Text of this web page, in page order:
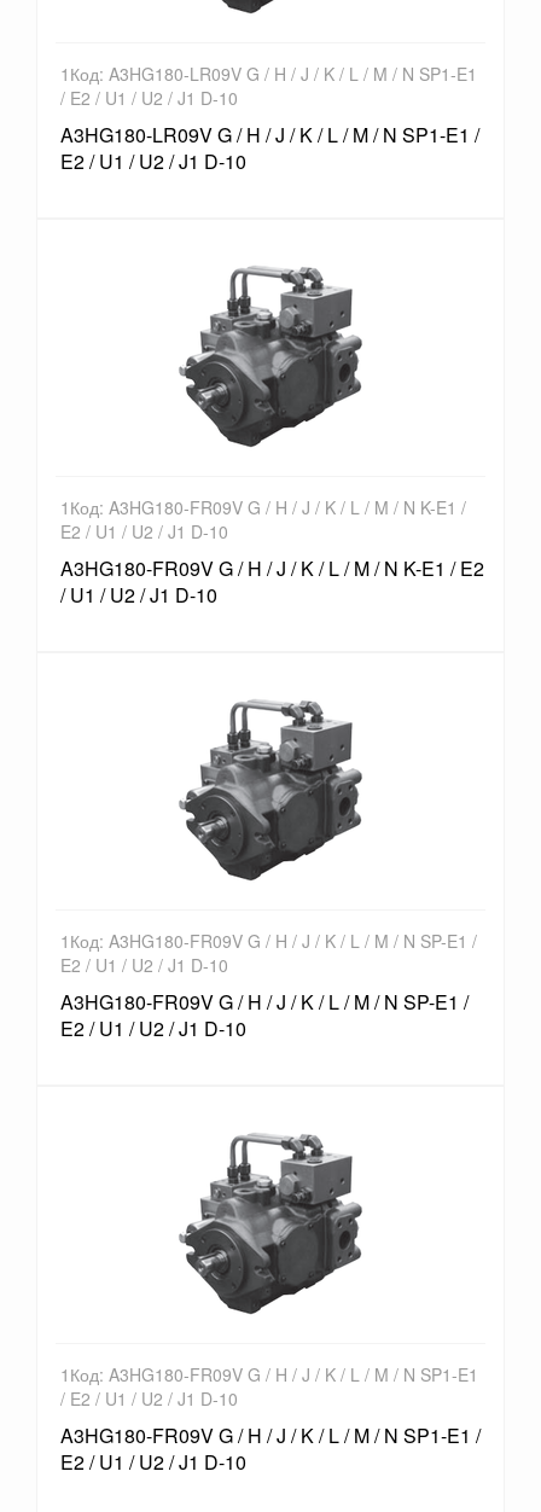
1Код: A3HG180-LR09V G / H / J / K / L / M / N SP1-E1
/ E2 / U1 / U2 / J1 D-10
A3HG180-LR09V G / H / J / K / L / M / N SP1-E1 /
E2 / U1 / U2 / J1 D-10
1Код: A3HG180-FR09V G / H / J / K / L / M / N K-E1 /
E2 / U1 / U2 / J1 D-10
A3HG180-FR09V G / H / J / K / L / M / N K-E1 / E2
/ U1 / U2 / J1 D-10
1Код: A3HG180-FR09V G / H / J / K / L / M / N SP-E1 /
E2 / U1 / U2 / J1 D-10
A3HG180-FR09V G / H / J / K / L / M / N SP-E1 /
E2 / U1 / U2 / J1 D-10
1Код: A3HG180-FR09V G / H / J / K / L / M / N SP1-E1
/ E2 / U1 / U2 / J1 D-10
A3HG180-FR09V G / H / J / K / L / M / N SP1-E1 /
E2 / U1 / U2 / J1 D-10